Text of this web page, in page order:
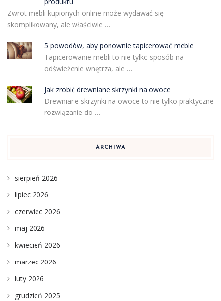
Zwrot mebli kupionych online może wydawać się
skomplikowany, ale właściwie …
5 powodów, aby ponownie tapicerować meble
Tapicerowanie mebli to nie tylko sposób na
odświeżenie wnętrza, ale …
Jak zrobić drewniane skrzynki na owoce
Drewniane skrzynki na owoce to nie tylko praktyczne
rozwiązanie do …
ARCHIWA
sierpień 2026
lipiec 2026
czerwiec 2026
maj 2026
kwiecień 2026
marzec 2026
luty 2026
grudzień 2025